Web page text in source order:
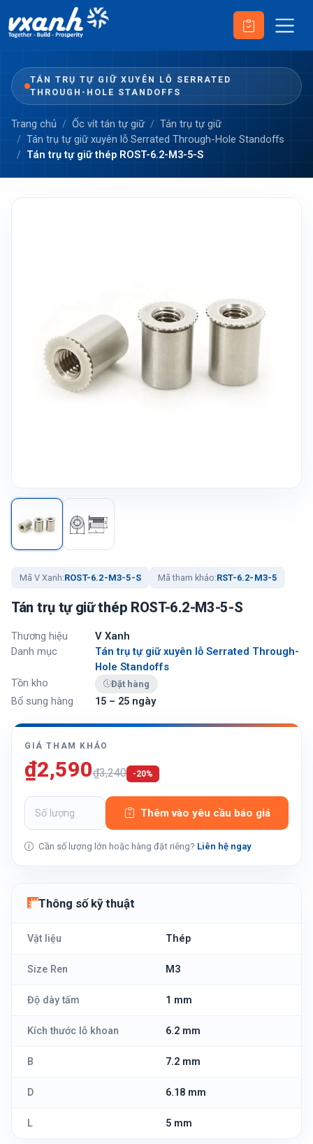
TÁN TRỤ TỰ GIỮ XUYÊN LỖ SERRATED
THROUGH-HOLE STANDOFFS
Trang chủ Ốc vít tán tự giữ
Tán trụ tự giữ
Tán trụ tự giữ xuyên lỗ Serrated Through-Hole Standoffs
Tán trụ tự giữ thép ROST-6.2-M3-5-S
Mã V Xanh:ROST-6.2-M3-5-S Mã tham khảo:RST-6.2-M3-5
Tán trụ tự giữ thép ROST-6.2-M3-5-S
Thương hiệu
V Xanh
Danh mục
Tán trụ tự giữ xuyên lỗ Serrated Through-
Hole Standoffs
Tồn kho
Đặt hàng
Bổ sung hàng 15 – 25 ngày
GIÁ THAM KHẢO
₫2,590₫3,240 -20%
Thêm vào yêu cầu báo giá
Cần số lượng lớn hoặc hàng đặt riêng? Liên hệ ngay
Thông số kỹ thuật
Vật liệu Thép
Size Ren M3
Độ dày tấm 1 mm
Kích thước lỗ khoan 6.2 mm
B 7.2 mm
D 6.18 mm
L 5 mm